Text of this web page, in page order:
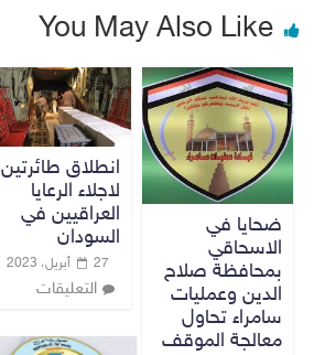
You May Also Like
ضحايا في
الاسحاقي
بمحافظة صلاح
الدين وعمليات
سامراء تحاول
معالجة الموقف
انطلاق طائرتين
لاجلاء الرعايا
العراقيين في
السودان
27 أبريل، 2023
التعليقات